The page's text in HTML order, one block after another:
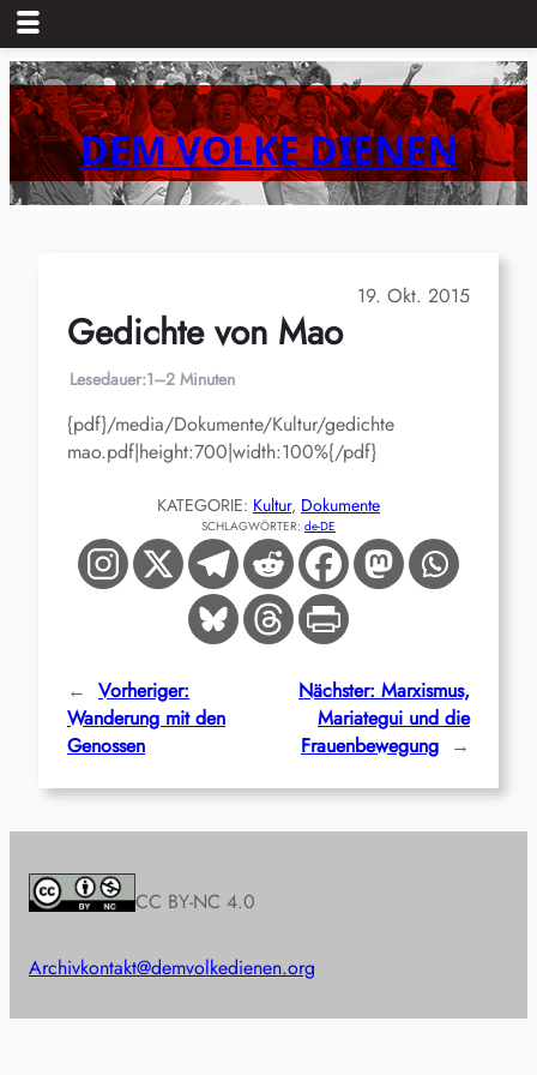
Zum
Inhalt
springenDEM VOLKE DIENEN
19. Okt. 2015
Gedichte von Mao
Lesedauer:1–2 Minuten
{pdf}/media/Dokumente/Kultur/gedichte
mao.pdf|height:700|width:100%{/pdf}
KATEGORIE: Kultur, Dokumente
SCHLAGWÖRTER: de-DE
← Vorheriger:
Wanderung mit den
Genossen
Nächster: Marxismus,
Mariategui und die
Frauenbewegung →
CC BY-NC 4.0
Archivkontakt@demvolkedienen.org